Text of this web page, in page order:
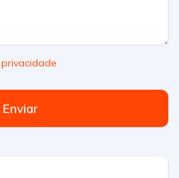
Enviar